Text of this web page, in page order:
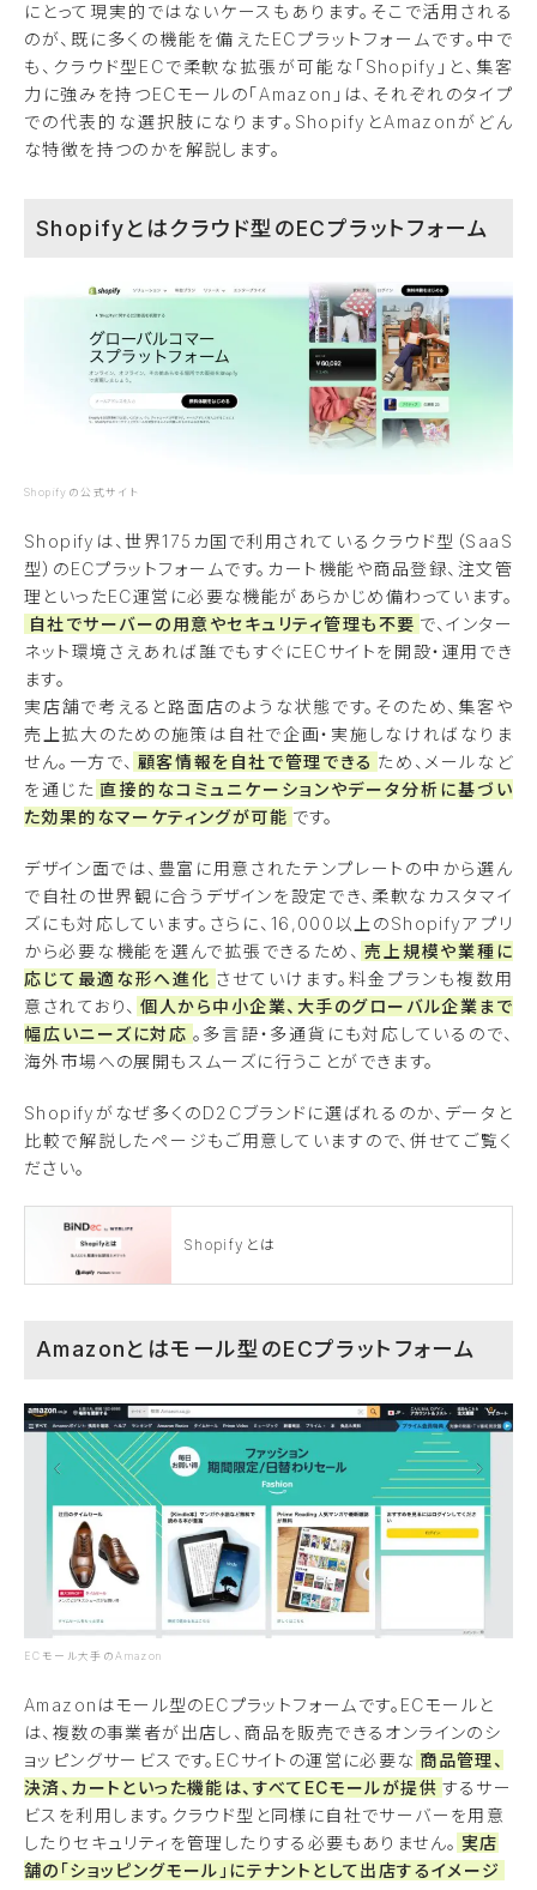
にとって現実的ではないケースもあります。そこで活用される
のが、既に多くの機能を備えたECプラットフォームです。中で
も、クラウド型ECで柔軟な拡張が可能な「Shopify」と、集客
力に強みを持つECモールの「Amazon」は、それぞれのタイプ
での代表的な選択肢になります。ShopifyとAmazonがどん
な特徴を持つのかを解説します。
Shopifyとはクラウド型のECプラットフォーム
Shopifyの公式サイト
Shopifyは、世界175カ国で利用されているクラウド型（SaaS
型）のECプラットフォームです。カート機能や商品登録、注文管
理といったEC運営に必要な機能があらかじめ備わっています。
自社でサーバーの用意やセキュリティ管理も不要 で、インター
ネット環境さえあれば誰でもすぐにECサイトを開設・運用でき
ます。
実店舗で考えると路面店のような状態です。そのため、集客や
売上拡大のための施策は自社で企画・実施しなければなりま
せん。一方で、 顧客情報を自社で管理できる ため、メールなど
を通じた 直接的なコミュニケーションやデータ分析に基づい
た効果的なマーケティングが可能 です。
デザイン面では、豊富に用意されたテンプレートの中から選ん
で自社の世界観に合うデザインを設定でき、柔軟なカスタマイ
ズにも対応しています。さらに、16,000以上のShopifyアプリ
から必要な機能を選んで拡張できるため、 売上規模や業種に
応じて最適な形へ進化 させていけます。料金プランも複数用
意されており、 個人から中小企業、大手のグローバル企業まで
幅広いニーズに対応 。多言語・多通貨にも対応しているので、
海外市場への展開もスムーズに行うことができます。
Shopifyがなぜ多くのD2Cブランドに選ばれるのか、データと
比較で解説したページもご用意していますので、併せてご覧く
ださい。
Shopifyとは
Amazonとはモール型のECプラットフォーム
ECモール大手のAmazon
Amazonはモール型のECプラットフォームです。ECモールと
は、複数の事業者が出店し、商品を販売できるオンラインのシ
ョッピングサービスです。ECサイトの運営に必要な 商品管理、
決済、カートといった機能は、すべてECモールが提供 するサー
ビスを利用します。クラウド型と同様に自社でサーバーを用意
したりセキュリティを管理したりする必要もありません。 実店
舗の「ショッピングモール」にテナントとして出店するイメージ